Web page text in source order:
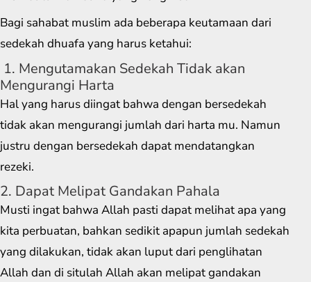
Bagi sahabat muslim ada beberapa keutamaan dari
sedekah dhuafa yang harus ketahui:
1. Mengutamakan Sedekah Tidak akan
Mengurangi Harta
Hal yang harus diingat bahwa dengan bersedekah
tidak akan mengurangi jumlah dari harta mu. Namun
justru dengan bersedekah dapat mendatangkan
rezeki.
2. Dapat Melipat Gandakan Pahala
Musti ingat bahwa Allah pasti dapat melihat apa yang
kita perbuatan, bahkan sedikit apapun jumlah sedekah
yang dilakukan, tidak akan luput dari penglihatan
Allah dan di situlah Allah akan melipat gandakan